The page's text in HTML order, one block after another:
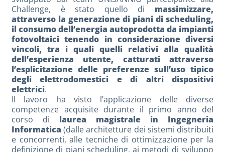
Challenge, è stato quello di massimizzare,
attraverso la generazione di piani di scheduling,
il consumo dell’energia autoprodotta da impianti
fotovoltaici tenendo in considerazione diversi
vincoli, tra i quali quelli relativi alla qualità
dell’esperienza utente, catturati attraverso
l’esplicitazione delle preferenze sull’uso tipico
degli elettrodomestici e di altri dispositivi
elettrici.
Il lavoro ha visto l’applicazione delle diverse
competenze acquisite durante il primo anno del
corso di laurea magistrale in Ingegneria
Informatica (dalle architetture dei sistemi distribuiti
e concorrenti, alle tecniche di ottimizzazione per la
definizione di piani scheduling, ai metodi di sviluppo